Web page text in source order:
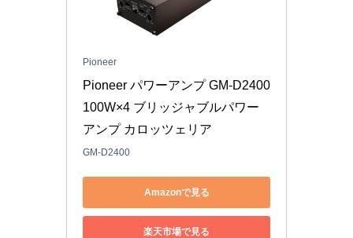
Pioneer
Pioneer パワーアンプ GM-D2400
100W×4 ブリッジャブルパワー
アンプ カロッツェリア
GM-D2400
Amazonで見る
楽天市場で見る